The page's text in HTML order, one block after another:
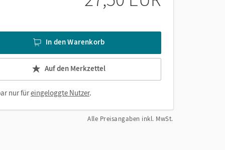
In den Warenkorb
Auf den Merkzettel
nur füreingeloggte Nutzer.
Alle Preisangaben inkl. MwSt.